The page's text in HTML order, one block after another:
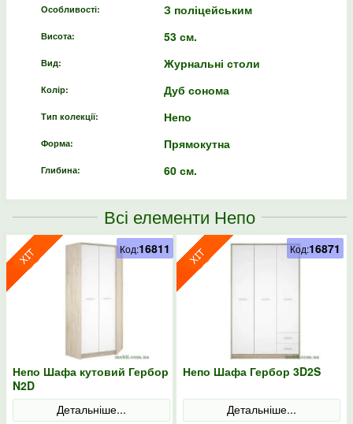
Особливості: З поліцейським
Висота: 53 см.
Вид: Журнальні столи
Колір: Дуб сонома
Тип колекції: Непо
Форма: Прямокутна
Глибина: 60 см.
Всі елементи Непо
Непо Шафа кутовий Гербор
N2D
Детальніше...
Код:16811
Непо Шафа Гербор 3D2S
Детальніше...
Код:16871